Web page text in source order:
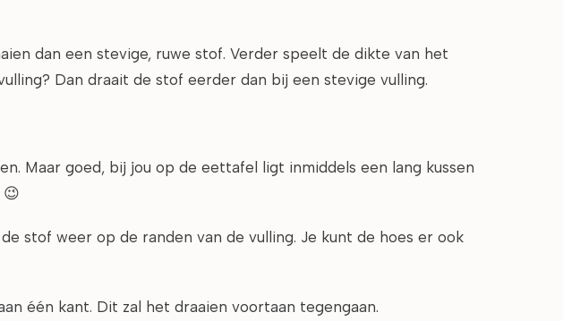
dan een stevige, ruwe stof. Verder speelt de dikte van het
Dan draait de stof eerder dan bij een stevige vulling.
Maar goed, bij jou op de eettafel ligt inmiddels een lang kussen
stof weer op de randen van de vulling. Je kunt de hoes er ook
één kant. Dit zal het draaien voortaan tegengaan.